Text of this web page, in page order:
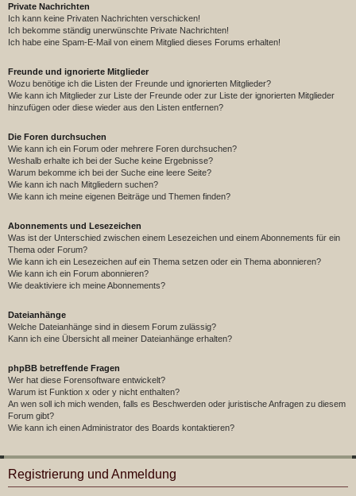
Private Nachrichten
Ich kann keine Privaten Nachrichten verschicken!
Ich bekomme ständig unerwünschte Private Nachrichten!
Ich habe eine Spam-E-Mail von einem Mitglied dieses Forums erhalten!
Freunde und ignorierte Mitglieder
Wozu benötige ich die Listen der Freunde und ignorierten Mitglieder?
Wie kann ich Mitglieder zur Liste der Freunde oder zur Liste der ignorierten Mitglieder
hinzufügen oder diese wieder aus den Listen entfernen?
Die Foren durchsuchen
Wie kann ich ein Forum oder mehrere Foren durchsuchen?
Weshalb erhalte ich bei der Suche keine Ergebnisse?
Warum bekomme ich bei der Suche eine leere Seite?
Wie kann ich nach Mitgliedern suchen?
Wie kann ich meine eigenen Beiträge und Themen finden?
Abonnements und Lesezeichen
Was ist der Unterschied zwischen einem Lesezeichen und einem Abonnements für ein
Thema oder Forum?
Wie kann ich ein Lesezeichen auf ein Thema setzen oder ein Thema abonnieren?
Wie kann ich ein Forum abonnieren?
Wie deaktiviere ich meine Abonnements?
Dateianhänge
Welche Dateianhänge sind in diesem Forum zulässig?
Kann ich eine Übersicht all meiner Dateianhänge erhalten?
phpBB betreffende Fragen
Wer hat diese Forensoftware entwickelt?
Warum ist Funktion x oder y nicht enthalten?
An wen soll ich mich wenden, falls es Beschwerden oder juristische Anfragen zu diesem
Forum gibt?
Wie kann ich einen Administrator des Boards kontaktieren?
Registrierung und Anmeldung